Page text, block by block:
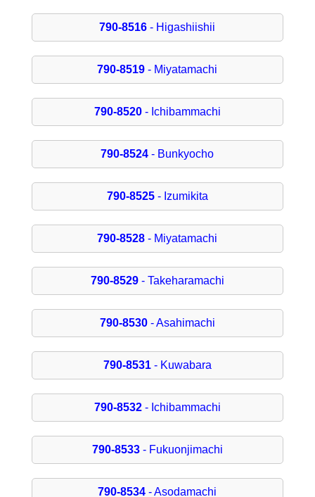
790-8516 - Higashiishii
790-8519 - Miyatamachi
790-8520- Ichibammachi
790-8524 - Bunkyocho
790-8525- Izumikita
790-8528 - Miyatamachi
790-8529- Takeharamachi
790-8530- Asahimachi
790-8531- Kuwabara
790-8532- Ichibammachi
790-8533- Fukuonjimachi
790-8534 - Asodamachi